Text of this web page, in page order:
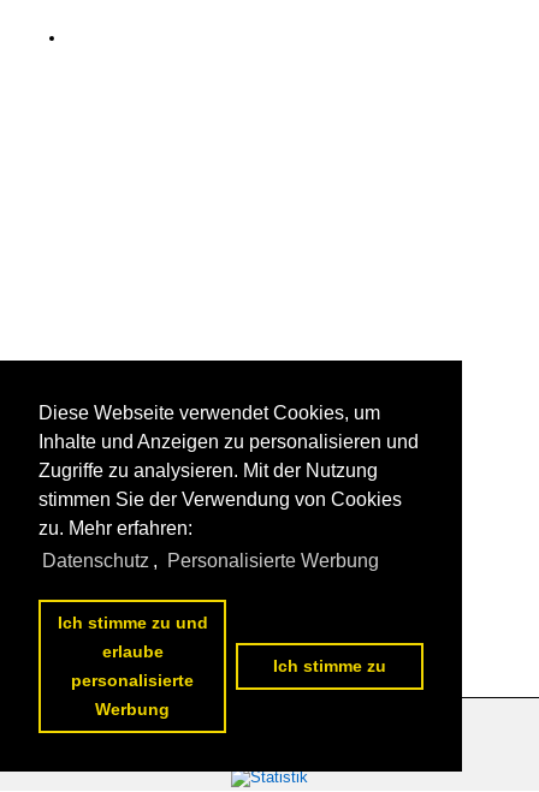
2 3 4 5 6 7 8 9 10
Diese Webseite verwendet Cookies, um
Inhalte und Anzeigen zu personalisieren und
Zugriffe zu analysieren. Mit der Nutzung
stimmen Sie der Verwendung von Cookies
zu. Mehr erfahren:
Datenschutz , Personalisierte Werbung
Ich stimme zu und
erlaube
personalisierte
Werbung
Ich stimme zu